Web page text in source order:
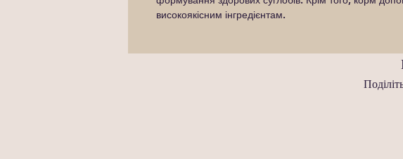
високоякісним інгредієнтам.